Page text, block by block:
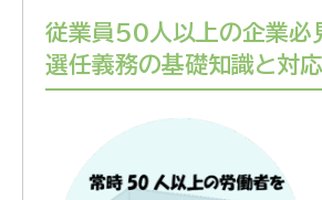
従業員50人以上の企業必
選任義務の基礎知識と対